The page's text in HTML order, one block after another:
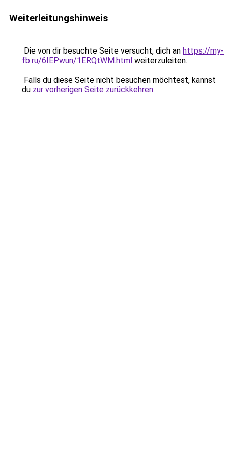
Weiterleitungshinweis
Die von dir besuchte Seite versucht, dich an https://my-
fb.ru/6IEPwun/1ERQtWM.html weiterzuleiten.
Falls du diese Seite nicht besuchen möchtest, kannst
du zur vorherigen Seite zurückkehren.